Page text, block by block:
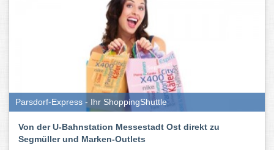
Parsdorf-Express - Ihr ShoppingShuttle
Von der U-Bahnstation Messestadt Ost direkt zu
Segmüller und Marken-Outlets